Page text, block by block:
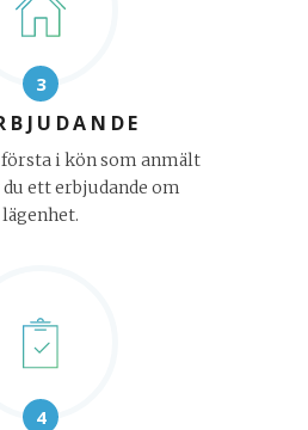
3
första i kön som anmält
ett erbjudande om
lägenhet.
4